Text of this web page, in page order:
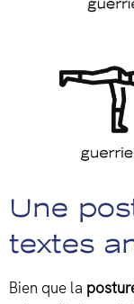
Une
textes
Bien que la